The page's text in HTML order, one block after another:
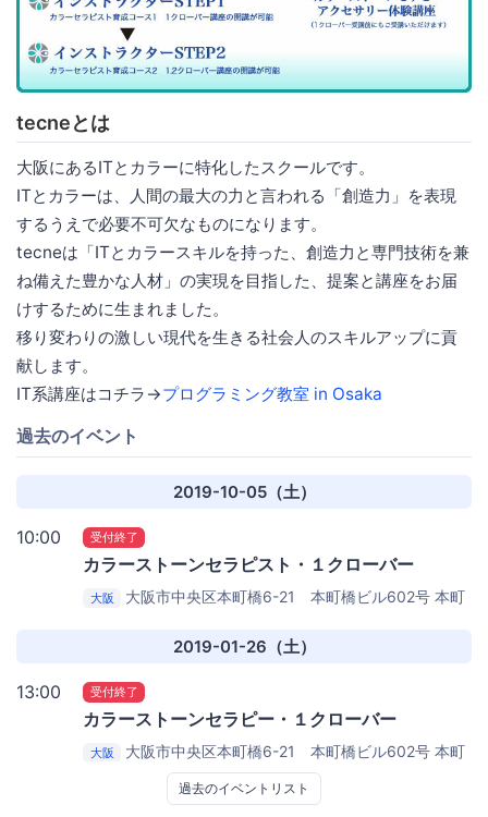
tecneとは
大阪にあるITとカラーに特化したスクールです。
ITとカラーは、人間の最大の力と言われる「創造力」を表現
するうえで必要不可欠なものになります。
tecneは「ITとカラースキルを持った、創造力と専門技術を兼
ね備えた豊かな人材」の実現を目指した、提案と講座をお届
けするために生まれました。
移り変わりの激しい現代を生きる社会人のスキルアップに貢
献します。
IT系講座はコチラ→プログラミング教室 in Osaka
過去のイベント
2019-10-05（土）
10:00 受付終了
カラーストーンセラピスト・１クローバー
大阪 大阪市中央区本町橋6-21 本町橋ビル602号 本町
2019-01-26（土）
13:00 受付終了
カラーストーンセラピー・１クローバー
大阪 大阪市中央区本町橋6-21 本町橋ビル602号 本町
橋ビル 色彩舎ソリューション 6階602号
過去のイベントリスト